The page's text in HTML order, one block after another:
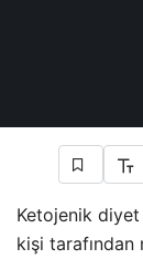
Ketojenik
kişi